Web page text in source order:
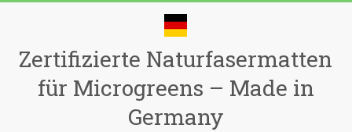
Zertifizierte Naturfasermatten
für Microgreens – Made in
Germany